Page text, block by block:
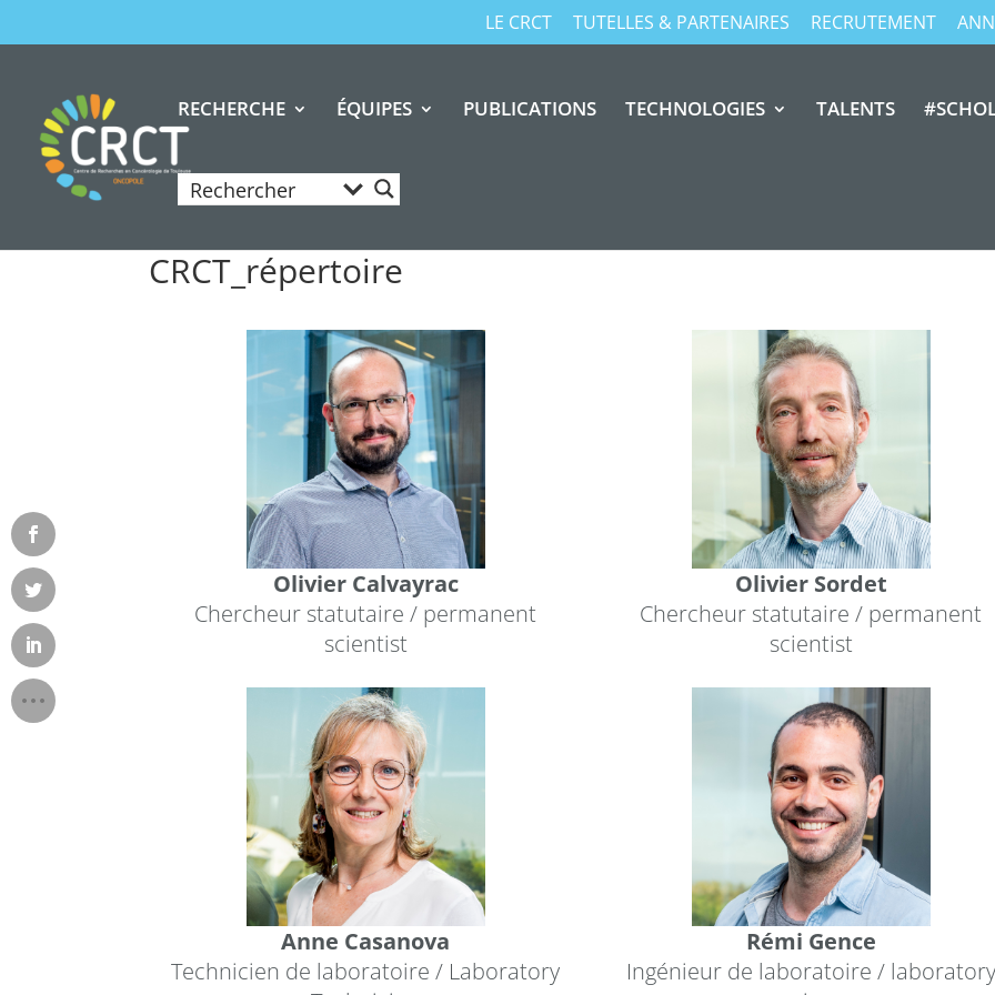
LE CRCT TUTELLES & PARTENAIRES RECRUTEMENT
RECHERCHE ÉQUIPES PUBLICATIONS TECHNOLOGIES TALENTS
CRCT_répertoire
Olivier Calvayrac
Chercheur statutaire / permanent
scientist
Olivier Sordet
Chercheur statutaire / permanent
scientist
Anne Casanova
Technicien de laboratoire / Laboratory
Rémi Gence
Ingénieur de laboratoire /